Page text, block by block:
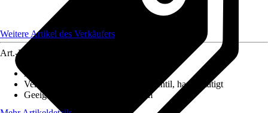
Weitere Artikel des Verkäufers
Art.-Nr.
Ausführung
Ventilausstattung
3 ½" Körbchenventil, handbetätigt
Geeignet für
Unterschrank 40 cm